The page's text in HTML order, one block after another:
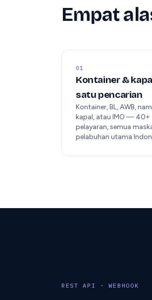
Empat
01
Kontainer &
satu pencarian
Kontainer, BL, AWB,
kapal, atau IMO — 40+
pelayaran, semua
pelabuhan utama
REST API · WEBHOOK